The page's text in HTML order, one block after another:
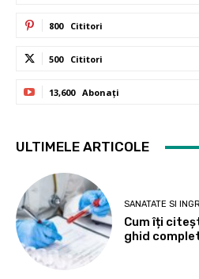
800 Cititori
500 Cititori
13,600 Abonați
ULTIMELE ARTICOLE
SANATATE SI
Cum îți
ghid